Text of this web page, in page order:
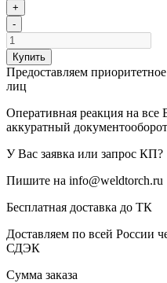
+
-
Купить
Предоставляем
лиц
Оперативная реакция на
аккуратный
У Вас заявка или запрос КП?
Пишите на info@weldtorch.ru
Бесплатная доставка до ТК
Доставляем по всей
СДЭК
Сумма заказа